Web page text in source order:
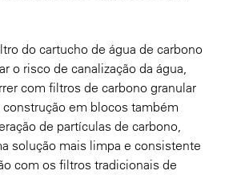
do cartucho de água de carbono
o risco de canalização da água,
com filtros de carbono granular
em blocos também
de partículas de carbono,
solução mais limpa e consistente
com os filtros tradicionais de